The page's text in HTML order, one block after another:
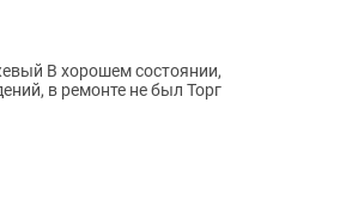
в ремонте не был Торг